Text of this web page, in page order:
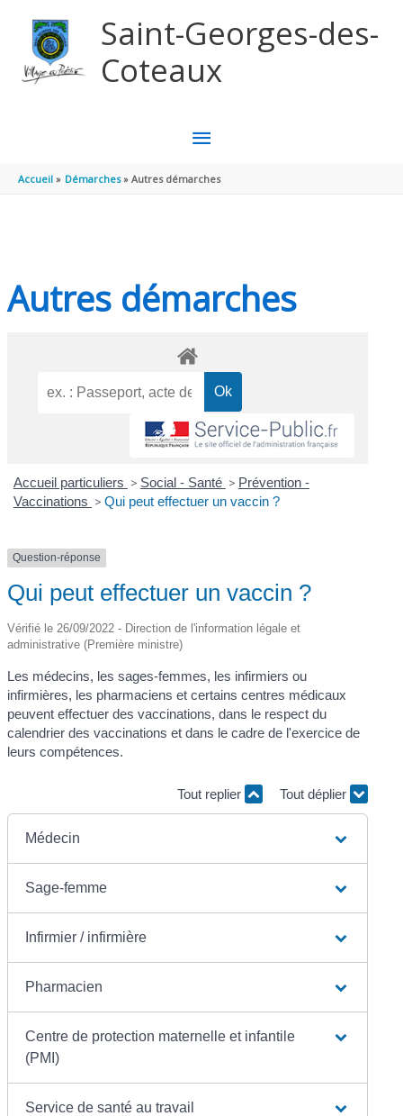
Saint-Georges-des-
Coteaux
MENU
PRINCIPAL
Accueil Démarches Autres démarches
Autres démarches
Accueil particuliers > Social - Santé > Prévention -
Vaccinations > Qui peut effectuer un vaccin ?
Question-réponse
Qui peut effectuer un vaccin ?
Vérifié le 26/09/2022 - Direction de l'information légale et
administrative (Première ministre)
Les médecins, les sages-femmes, les infirmiers ou
infirmières, les pharmaciens et certains centres médicaux
peuvent effectuer des vaccinations, dans le respect du
calendrier des vaccinations et dans le cadre de l'exercice de
leurs compétences.
Tout replier Tout déplier
Médecin
Sage-femme
Infirmier / infirmière
Pharmacien
Centre de protection maternelle et infantile
(PMI)
Service de santé au travail